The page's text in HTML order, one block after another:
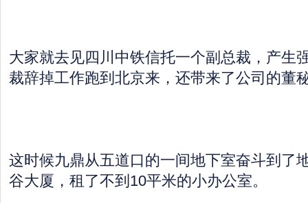
大家就去见四川中铁信托一个副总裁，产生
裁辞掉工作跑到北京来，还带来了公司的董
这时候九鼎从五道口的一间地下室奋斗到了
谷大厦，租了不到10平米的小办公室。